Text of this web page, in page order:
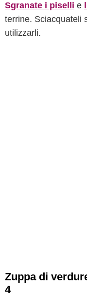
Sgranate i piselli e
terrine. Sciacquateli
utilizzarli.
Zuppa di
4